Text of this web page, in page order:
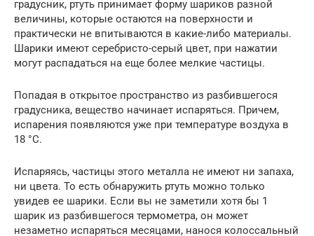
градусник, ртуть принимает форму шариков разной
величины, которые остаются на поверхности и
практически не впитываются в какие-либо материалы.
Шарики имеют серебристо-серый цвет, при нажатии
могут распадаться на еще более мелкие частицы.
Попадая в открытое пространство из разбившегося
градусника, вещество начинает испаряться. Причем,
испарения появляются уже при температуре воздуха в
18 °C.
Испаряясь, частицы этого металла не имеют ни запаха,
ни цвета. То есть обнаружить ртуть можно только
увидев ее шарики. Если вы не заметили хотя бы 1
шарик из разбившегося термометра, он может
незаметно испаряться месяцами, нанося колоссальный